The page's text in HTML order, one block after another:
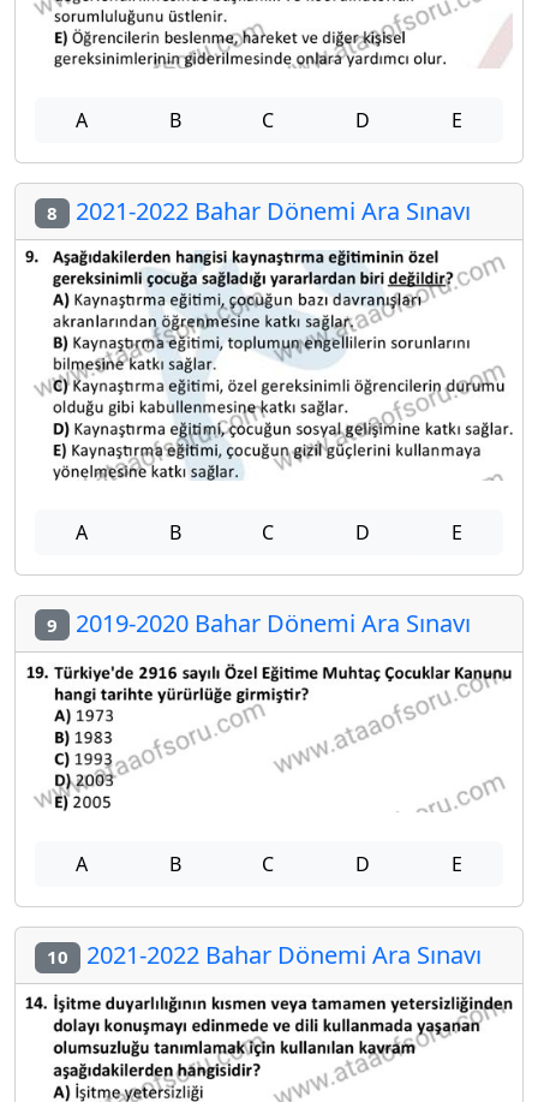
A B C D E
8 2021-2022 Bahar Dönemi Ara Sınavı
A B C D E
9 2019-2020 Bahar Dönemi Ara Sınavı
A B C D E
10 2021-2022 Bahar Dönemi Ara Sınavı